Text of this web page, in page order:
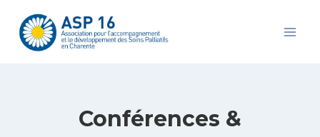
contenu
Conférences &